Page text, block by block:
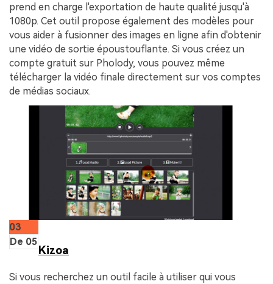
prend en charge l'exportation de haute qualité jusqu'à
1080p. Cet outil propose également des modèles pour
vous aider à fusionner des images en ligne afin d'obtenir
une vidéo de sortie époustouflante. Si vous créez un
compte gratuit sur Pholody, vous pouvez même
télécharger la vidéo finale directement sur vos comptes
de médias sociaux.
03
De 05
Kizoa
Si vous recherchez un outil facile à utiliser qui vous